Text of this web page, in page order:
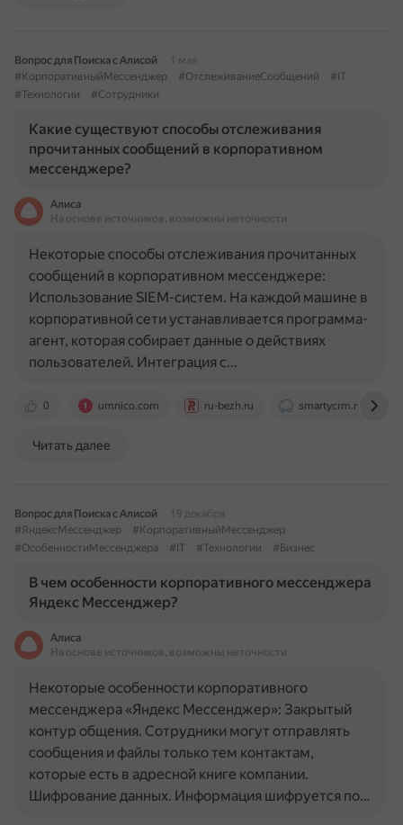
Вопрос для Поиска с Алисой
1 мая
#КорпоративныйМессенджер
#ОтслеживаниеСообщений
#IT
#Технологии
#Сотрудники
Какие существуют способы отслеживания
прочитанных сообщений в корпоративном
мессенджере?
Алиса
На основе источников, возможны неточности
0 umnico.com ru-bezh.ru smartycrm.ru
Некоторые способы отслеживания прочитанных
сообщений в корпоративном мессенджере:
Использование SIEM-систем. На каждой машине в
корпоративной сети устанавливается программа-
агент, которая собирает данные о действиях
пользователей. Интеграция с…
Читать далее
Вопрос для Поиска с Алисой
19 декабря
#ЯндексМессенджер
#КорпоративныйМессенджер
#ОсобенностиМессенджера
#IT #Технологии #Бизнес
В чем особенности корпоративного мессенджера
Яндекс Мессенджер?
Алиса
На основе источников, возможны неточности
Некоторые особенности корпоративного
мессенджера «Яндекс Мессенджер»: Закрытый
контур общения. Сотрудники могут отправлять
сообщения и файлы только тем контактам,
которые есть в адресной книге компании.
Шифрование данных. Информация шифруется по…